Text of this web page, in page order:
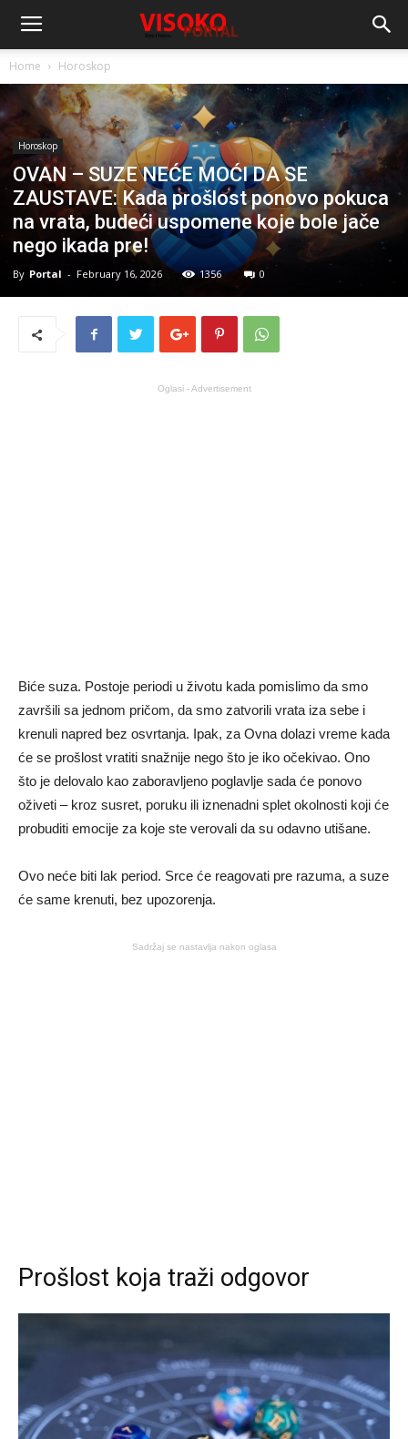
Home Horoskop
Horoskop
OVAN – SUZE NEĆE MOĆI DA SE
ZAUSTAVE: Kada prošlost ponovo pokuca
na vrata, budeći uspomene koje bole jače
nego ikada pre!
By Portal - February 16, 2026 1356 0
Oglasi - Advertisement
Biće suza. Postoje periodi u životu kada pomislimo da smo
završili sa jednom pričom, da smo zatvorili vrata iza sebe i
krenuli napred bez osvrtanja. Ipak, za Ovna dolazi vreme kada
će se prošlost vratiti snažnije nego što je iko očekivao. Ono
što je delovalo kao zaboravljeno poglavlje sada će ponovo
oživeti – kroz susret, poruku ili iznenadni splet okolnosti koji će
probuditi emocije za koje ste verovali da su odavno utišane.
Ovo neće biti lak period. Srce će reagovati pre razuma, a suze
će same krenuti, bez upozorenja.
Sadržaj se nastavlja nakon oglasa
Prošlost koja traži odgovor